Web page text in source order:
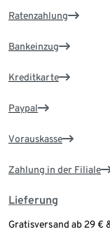
Ratenzahlung
Bankeinzug
Kreditkarte
Paypal
Vorauskasse
Zahlung in der Filiale
Lieferung
Gratisversand ab 29 €